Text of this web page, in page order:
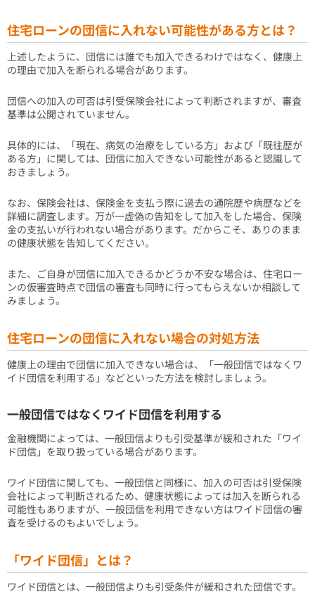
住宅ローンの団信に入れない可能性がある方とは？
上述したように、団信には誰でも加入できるわけではなく、健康上
の理由で加入を断られる場合があります。
団信への加入の可否は引受保険会社によって判断されますが、審査
基準は公開されていません。
具体的には、「現在、病気の治療をしている方」および「既往歴が
ある方」に関しては、団信に加入できない可能性があると認識して
おきましょう。
なお、保険会社は、保険金を支払う際に過去の通院歴や病歴などを
詳細に調査します。万が一虚偽の告知をして加入をした場合、保険
金の支払いが行われない場合があります。だからこそ、ありのまま
の健康状態を告知してください。
また、ご自身が団信に加入できるかどうか不安な場合は、住宅ロー
ンの仮審査時点で団信の審査も同時に行ってもらえないか相談して
みましょう。
住宅ローンの団信に入れない場合の対処方法
健康上の理由で団信に加入できない場合は、「一般団信ではなくワ
イド団信を利用する」などといった方法を検討しましょう。
一般団信ではなくワイド団信を利用する
金融機関によっては、一般団信よりも引受基準が緩和された「ワイ
ド団信」を取り扱っている場合があります。
ワイド団信に関しても、一般団信と同様に、加入の可否は引受保険
会社によって判断されるため、健康状態によっては加入を断られる
可能性もありますが、一般団信を利用できない方はワイド団信の審
査を受けるのもよいでしょう。
「ワイド団信」とは？
ワイド団信とは、一般団信よりも引受条件が緩和された団信です。